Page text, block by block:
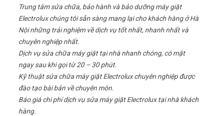
Trung tâm sửa chữa, bảo hành và bảo dưỡng máy giặt
Electrolux chúng tôi sẵn sàng mang lại cho khách hàng ở Hà
Nội những trải nghiệm về dịch vụ tốt nhất, nhanh nhất và
chuyên nghiệp nhất.
Dịch vụ sửa chữa máy giặt tại nhà nhanh chóng, có mặt
ngay sau khi gọi từ 20 – 30 phút.
Kỹ thuật sửa chữa máy giặt Electrolux chuyên nghiệp được
đào tạo bài bản về chuyên môn.
Báo giá chi phí dịch vụ sửa máy giặt Electrolux tại nhà khách
hàng.